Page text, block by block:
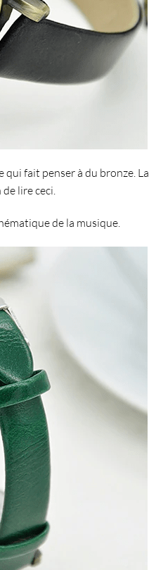
qui fait penser à du bronze. La
lire ceci.
de la musique.